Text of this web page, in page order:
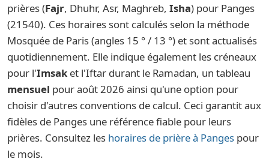
prières (Fajr, Dhuhr, Asr, Maghreb, Isha) pour Panges
(21540). Ces horaires sont calculés selon la méthode
Mosquée de Paris (angles 15 ° / 13 °) et sont actualisés
quotidiennement. Elle indique également les créneaux
pour l'Imsak et l'Iftar durant le Ramadan, un tableau
mensuel pour août 2026 ainsi qu'une option pour
choisir d'autres conventions de calcul. Ceci garantit aux
fidèles de Panges une référence fiable pour leurs
prières. Consultez les horaires de prière à Panges pour
le mois.